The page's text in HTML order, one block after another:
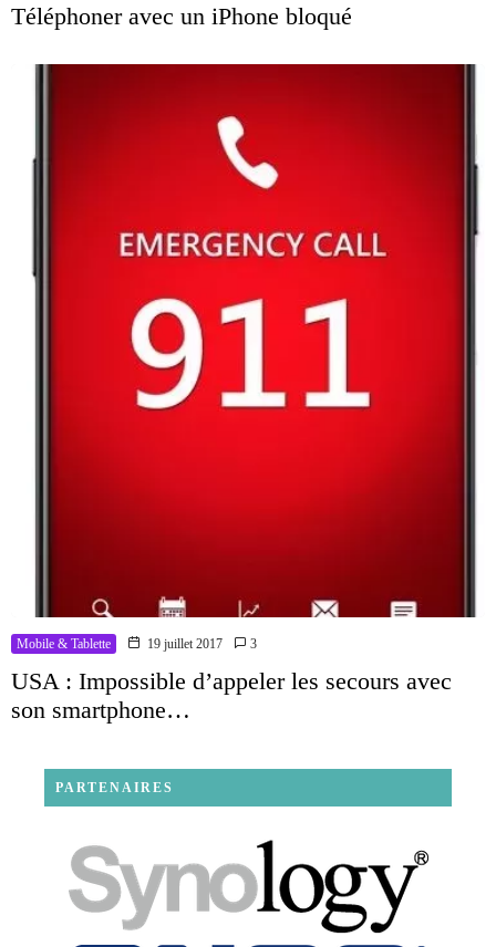
Téléphoner avec un iPhone bloqué
Mobile & Tablette 19 juillet 2017 3
USA : Impossible d’appeler les secours avec
son smartphone…
PARTENAIRES